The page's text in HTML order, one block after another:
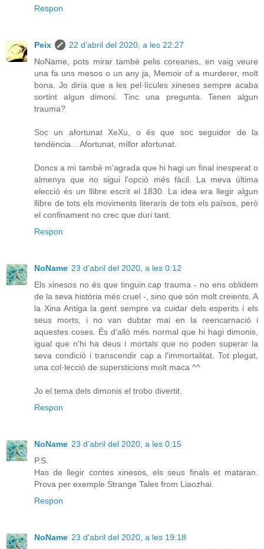
Respon
Peix
22 d’abril del 2020, a les 22:27
NoName, pots mirar també pelis coreanes, en vaig veure
una fa uns mesos o un any ja, Memoir of a murderer, molt
bona. Jo diria que a les pel·lícules xineses sempre acaba
sortint algun dimoni. Tinc una pregunta. Tenen algun
trauma?
Soc un afortunat XeXu, o és que soc seguidor de la
tendència... Afortunat, millor afortunat.
Doncs a mi també m'agrada que hi hagi un final inesperat o
almenys que no sigui l'opció més fàcil. La meva última
elecció és un llibre escrit el 1830. La idea era llegir algun
llibre de tots els moviments literaris de tots els països, però
el confinament no crec que duri tant.
Respon
NoName 23 d’abril del 2020, a les 0:12
Els xinesos no és que tinguin cap trauma - no ens oblidem
de la seva història més cruel -, sino que són molt creients. A
la Xina Antiga la gent sempre va cuidar dels esperits i els
seus morts, i no van dubtar mai en la reencarnació i
aquestes coses. És d'allò més normal que hi hagi dimonis,
igual que n'hi ha deus i mortals que no poden superar la
seva condició i transcendir cap a l'immortalitat. Tot plegat,
una col·lecció de supersticions molt maca ^^
Jo el tema dels dimonis el trobo divertit.
Respon
NoName 23 d’abril del 2020, a les 0:15
P.S.
Has de llegir contes xinesos, els seus finals et mataran.
Prova per exemple Strange Tales from Liaozhai.
Respon
NoName 23 d’abril del 2020, a les 19:18